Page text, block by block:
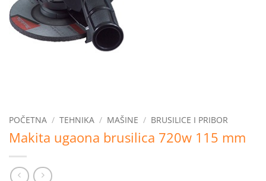
POČETNA / TEHNIKA / MAŠINE / BRUSILICE I PRIBOR
Makita ugaona brusilica 720w 115 mm